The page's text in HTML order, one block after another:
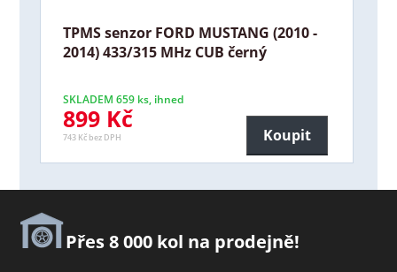
TPMS senzor FORD MUSTANG (2010 -
2014) 433/315 MHz CUB černý
SKLADEM 659 ks, ihned
899 Kč
743 Kč bez DPH Koupit
Přes 8 000 kol na prodejně!